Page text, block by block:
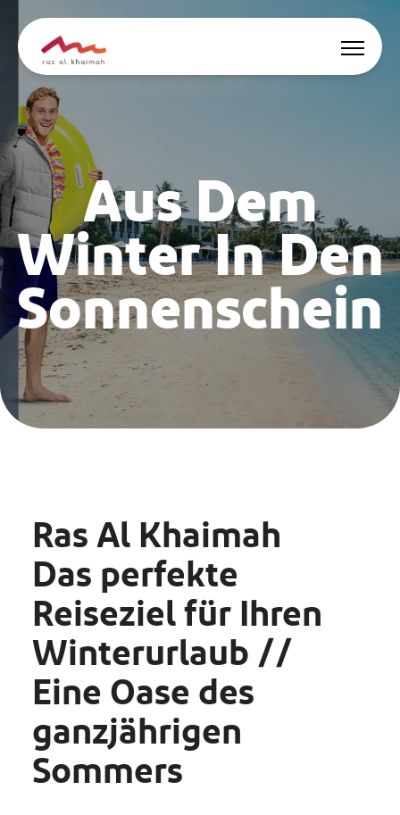
Angebote
Inspiriert werden
Wo übernachten
Dinge zu tun
Reise planen
🇩🇪 DE
Aus Dem
Winter In Den
Sonnenschein
Ras Al Khaimah
Das perfekte
Reiseziel für Ihren
Winterurlaub //
Eine Oase des
ganzjährigen
Sommers